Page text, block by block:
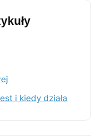
i kiedy działa